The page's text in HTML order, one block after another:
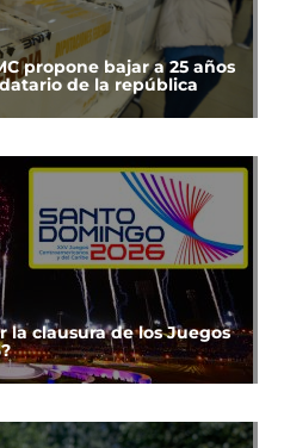
propone bajar a 25 años
de la república
la clausura de los Juegos